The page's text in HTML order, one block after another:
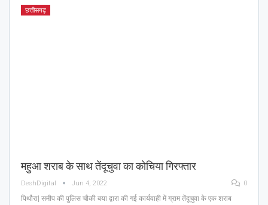
छत्तीसगढ़
महुआ शराब के साथ तेंदूचुवा का कोचिया गिरफ्तार
DeshDigital Jun 4, 2022 0
पिथौरा| समीप की पुलिस चौकी बया द्वारा की गई कार्यवाही में ग्राम तेंदूचुवा के एक शराब